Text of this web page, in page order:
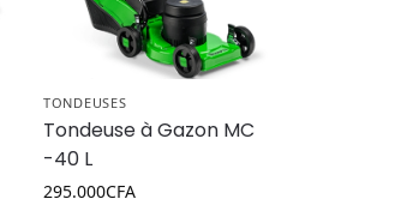
TONDEUSES
Tondeuse à Gazon MC
-40 L
295.000CFA